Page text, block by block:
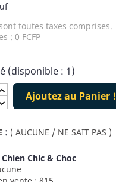
toutes taxes comprises.
: 0 FCFP
(disponible : 1)
Ajoutez au Panier !
: ( AUCUNE / NE SAIT PAS )
Chien Chic & Choc